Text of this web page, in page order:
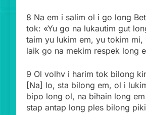
8 Na em i salim ol i go long
tok: «Yu go na lukautim gut
taim yu lukim em, yu tokim mi,
laik go na mekim respek long
9 Ol volhv i harim tok bilong
[Na] lo, sta bilong em, ol i
bipo long ol, na bihain long
stap antap long ples bilong